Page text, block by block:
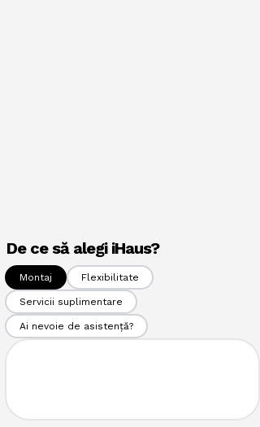
De ce să alegi iHaus?
Montaj Flexibilitate
Servicii suplimentare
Ai nevoie de asistență?